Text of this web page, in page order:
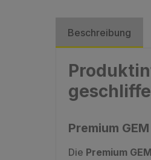
Beschreibung
Premium
Die Premium